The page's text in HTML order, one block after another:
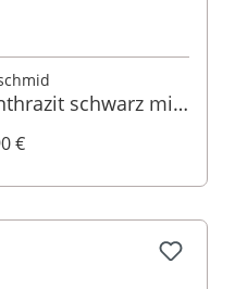
schwarz mit
€